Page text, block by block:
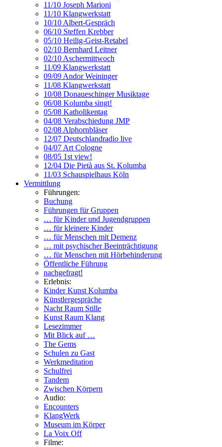
11/10 Joseph Marioni
11/10 Klangwerkstatt
10/10 Albert-Gespräch
06/10 Steffen Krebber
05/10 Heilig-Geist-Retabel
02/10 Bernhard Leitner
02/10 Aschermittwoch
11/09 Klangwerkstatt
09/09 Andor Weininger
11/08 Klangwerkstatt
10/08 Donaueschinger Musiktage
06/08 Kolumba singt!
05/08 Katholikentag
04/08 Verabschiedung JMP
02/08 Alphornbläser
12/07 Deutschlandradio live
04/07 Art Cologne
08/05 1st view!
12/04 Die Pietà aus St. Kolumba
11/03 Schauspielhaus Köln
Vermittlung
Führungen:
Buchung
Führungen für Gruppen
… für Kinder und Jugendgruppen
… für kleinere Kinder
… für Menschen mit Demenz
… mit psychischer Beeinträchtigung
… für Menschen mit Hörbehinderung
Öffentliche Führung
nachgefragt!
Erlebnis:
Kinder Kunst Kolumba
Künstlergespräche
Nacht Raum Stille
Kunst Raum Klang
Lesezimmer
Mit Blick auf …
The Gems
Schulen zu Gast
Werkmeditation
Schulfrei
Tandem
Zwischen Körpern
Audio:
Encounters
KlangWerk
Museum im Körper
La Voix Off
Filme: